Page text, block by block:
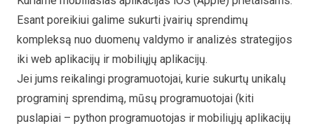
Esant poreikiui galime sukurti įvairių sprendimų
kompleksą nuo duomenų valdymo ir analizės strategijos
iki web aplikacijų ir mobiliųjų aplikacijų.
Jei jums reikalingi programuotojai, kurie sukurtų unikalų
programinį sprendimą, mūsų programuotojai (kiti
puslapiai – python programuotojas ir mobiliųjų aplikacijų